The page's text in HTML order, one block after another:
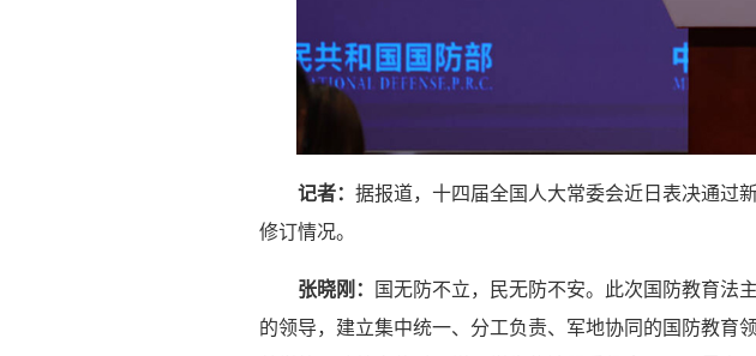
记者： 据报道，十四届全国人大常委会近日表决通过
修订情况。
张晓刚： 国无防不立，民无防不安。此次国防教育法
的领导，建立集中统一、分工负责、军地协同的国防教育领